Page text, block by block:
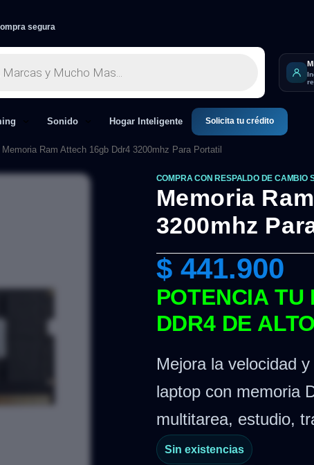
segura
Sonido Hogar Inteligente Solicita tu crédito
Memoria Ram Attech 16gb Ddr4 3200mhz Para Portatil
COMPRA CON RESPALDO DE CAMBIO
Memoria
3200mhz
$441.900
POTENCIA
DDR4 DE
Mejora la velocidad
laptop con memoria
multitarea, estudio,
Sin existencias